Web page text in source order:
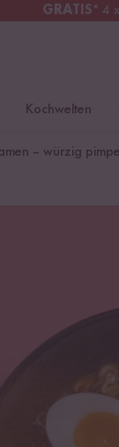
GRATIS* 4
Kochwelten
– würzig